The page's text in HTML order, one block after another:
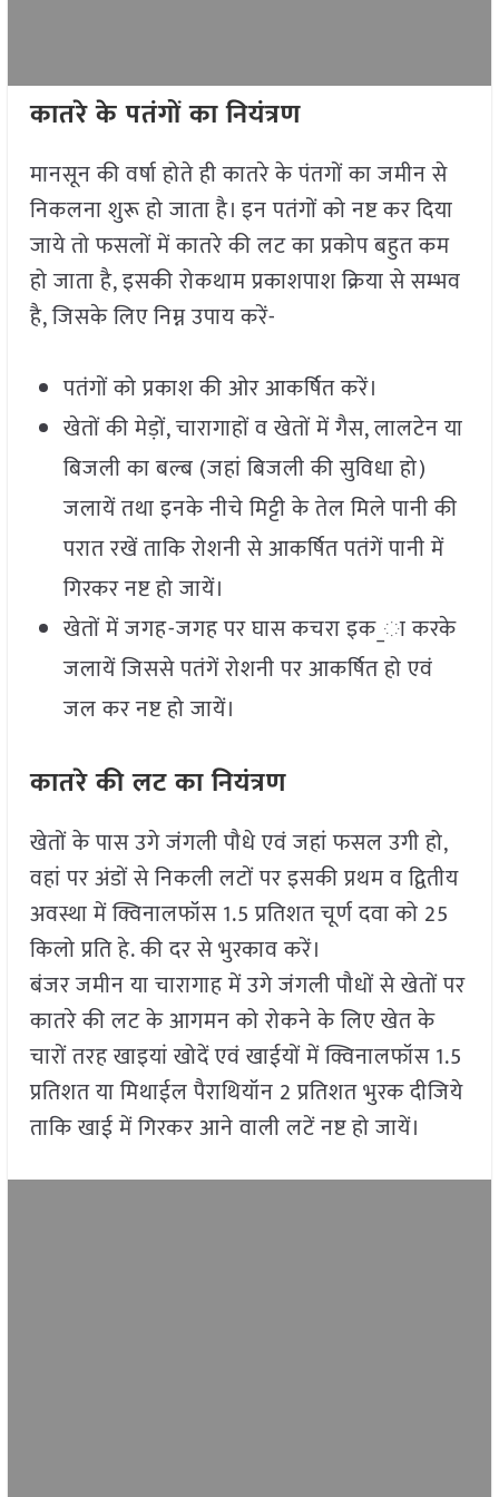
कातरे के पतंगों का नियंत्रण
मानसून की वर्षा होते ही कातरे के पंतगों का जमीन से
निकलना शुरू हो जाता है। इन पतंगों को नष्ट कर दिया
जाये तो फसलों में कातरे की लट का प्रकोप बहुत कम
हो जाता है, इसकी रोकथाम प्रकाशपाश क्रिया से सम्भव
है, जिसके लिए निम्न उपाय करें-
पतंगों को प्रकाश की ओर आकर्षित करें।
खेतों की मेड़ों, चारागाहों व खेतों में गैस, लालटेन या
बिजली का बल्ब (जहां बिजली की सुविधा हो)
जलायें तथा इनके नीचे मिट्टी के तेल मिले पानी की
परात रखें ताकि रोशनी से आकर्षित पतंगें पानी में
गिरकर नष्ट हो जायें।
खेतों में जगह-जगह पर घास कचरा इक_ा करके
जलायें जिससे पतंगें रोशनी पर आकर्षित हो एवं
जल कर नष्ट हो जायें।
कातरे की लट का नियंत्रण
खेतों के पास उगे जंगली पौधे एवं जहां फसल उगी हो,
वहां पर अंडों से निकली लटों पर इसकी प्रथम व द्वितीय
अवस्था में क्विनालफॉस 1.5 प्रतिशत चूर्ण दवा को 25
किलो प्रति हे. की दर से भुरकाव करें।
बंजर जमीन या चारागाह में उगे जंगली पौधों से खेतों पर
कातरे की लट के आगमन को रोकने के लिए खेत के
चारों तरह खाइयां खोदें एवं खाईयों में क्विनालफॉस 1.5
प्रतिशत या मिथाईल पैराथियॉन 2 प्रतिशत भुरक दीजिये
ताकि खाई में गिरकर आने वाली लटें नष्ट हो जायें।